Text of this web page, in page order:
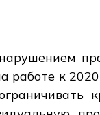
к